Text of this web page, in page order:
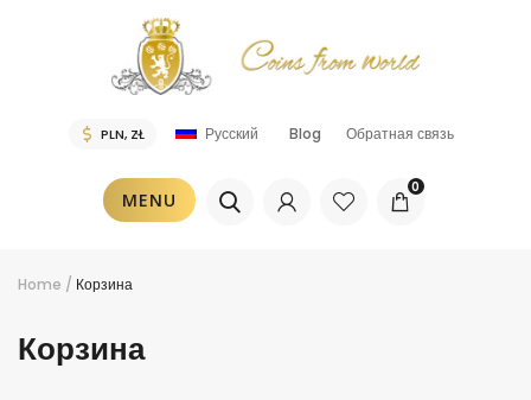
Русский Blog Обратная связь
MENU
0
Home / Корзина
Корзина